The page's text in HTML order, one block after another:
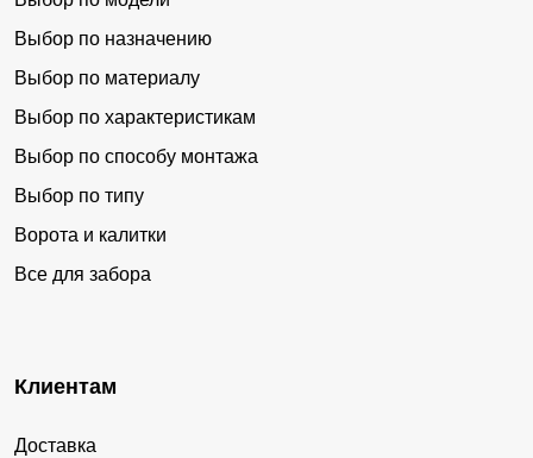
Выбор по назначению
Выбор по материалу
Выбор по характеристикам
Выбор по способу монтажа
Выбор по типу
Ворота и калитки
Все для забора
Клиентам
Доставка